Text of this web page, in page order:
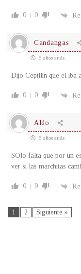
0 0
Candangas
6 años atrás
Dijo Cepillin que el iba
0 0
Aldo
6 años atrás
SOlo falta que por un
ver si las marchitas
0 0
1 2 Siguiente »